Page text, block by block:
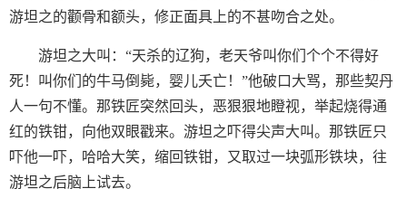
游坦之的颧骨和额头，修正面具上的不甚吻合之处。
游坦之大叫：“天杀的辽狗，老天爷叫你们个个不得好
死！叫你们的牛马倒毙，婴儿夭亡！”他破口大骂，那些契丹
人一句不懂。那铁匠突然回头，恶狠狠地瞪视，举起烧得通
红的铁钳，向他双眼戳来。游坦之吓得尖声大叫。那铁匠只
吓他一吓，哈哈大笑，缩回铁钳，又取过一块弧形铁块，往
游坦之后脑上试去。